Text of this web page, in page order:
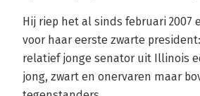
Hij riep het al sinds februari 2007
voor haar eerste zwarte
relatief jonge senator uit Illinois
jong, zwart en onervaren maar